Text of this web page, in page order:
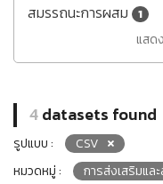
สมรรถนะการผสม 1
แสด
4datasets found
รูปแบบ :
CSV
หมวดหมู่ :
การส่งเสริมแล